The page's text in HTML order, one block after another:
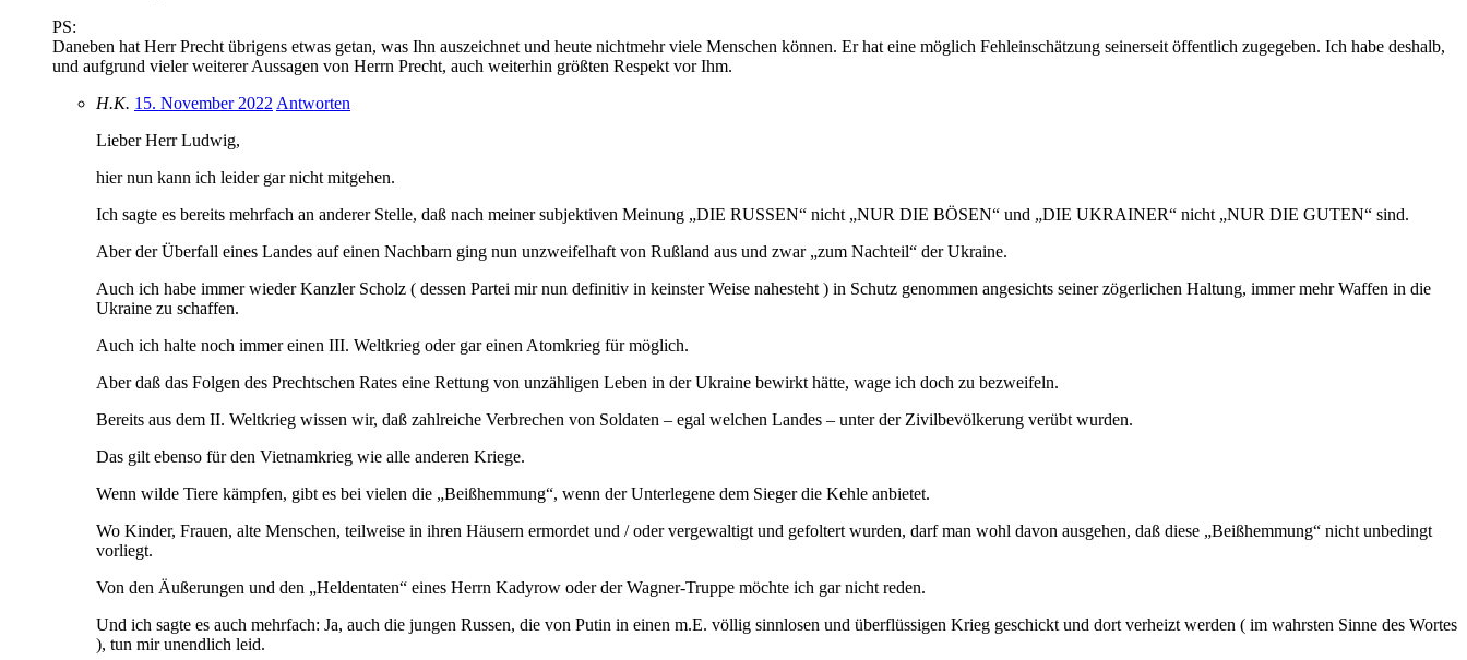
PS:
Daneben hat Herr Precht übrigens etwas getan, was Ihn auszeichnet und heute nichtmehr viele Menschen können. Er hat eine möglich Fehleinschätzung seinerseit öffentlich zugegeben. Ich habe deshalb,
und aufgrund vieler weiterer Aussagen von Herrn Precht, auch weiterhin größten Respekt vor Ihm.
H.K. 15. November 2022 Antworten
Lieber Herr Ludwig,
hier nun kann ich leider gar nicht mitgehen.
Ich sagte es bereits mehrfach an anderer Stelle, daß nach meiner subjektiven Meinung „DIE RUSSEN“ nicht „NUR DIE BÖSEN“ und „DIE UKRAINER“ nicht „NUR DIE GUTEN“ sind.
Aber der Überfall eines Landes auf einen Nachbarn ging nun unzweifelhaft von Rußland aus und zwar „zum Nachteil“ der Ukraine.
Auch ich habe immer wieder Kanzler Scholz ( dessen Partei mir nun definitiv in keinster Weise nahesteht ) in Schutz genommen angesichts seiner zögerlichen Haltung, immer mehr Waffen in die
Ukraine zu schaffen.
Auch ich halte noch immer einen III. Weltkrieg oder gar einen Atomkrieg für möglich.
Aber daß das Folgen des Prechtschen Rates eine Rettung von unzähligen Leben in der Ukraine bewirkt hätte, wage ich doch zu bezweifeln.
Bereits aus dem II. Weltkrieg wissen wir, daß zahlreiche Verbrechen von Soldaten – egal welchen Landes – unter der Zivilbevölkerung verübt wurden.
Das gilt ebenso für den Vietnamkrieg wie alle anderen Kriege.
Wenn wilde Tiere kämpfen, gibt es bei vielen die „Beißhemmung“, wenn der Unterlegene dem Sieger die Kehle anbietet.
Wo Kinder, Frauen, alte Menschen, teilweise in ihren Häusern ermordet und / oder vergewaltigt und gefoltert wurden, darf man wohl davon ausgehen, daß diese „Beißhemmung“ nicht unbedingt
vorliegt.
Von den Äußerungen und den „Heldentaten“ eines Herrn Kadyrow oder der Wagner-Truppe möchte ich gar nicht reden.
Und ich sagte es auch mehrfach: Ja, auch die jungen Russen, die von Putin in einen m.E. völlig sinnlosen und überflüssigen Krieg geschickt und dort verheizt werden ( im wahrsten Sinne des Wortes
), tun mir unendlich leid.